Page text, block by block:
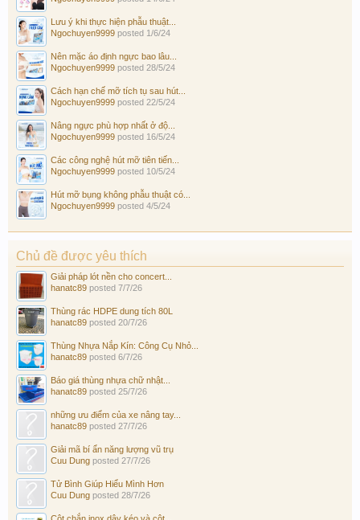
Lưu ý khi thực hiện phẫu thuật...
Ngochuyen9999 posted 1/6/24
Nên mặc áo định ngực bao lâu...
Ngochuyen9999 posted 28/5/24
Cách hạn chế mỡ tích tụ sau hút...
Ngochuyen9999 posted 22/5/24
Nâng ngực phù hợp nhất ở độ...
Ngochuyen9999 posted 16/5/24
Các công nghệ hút mỡ tiên tiến...
Ngochuyen9999 posted 10/5/24
Hút mỡ bụng không phẫu thuật có...
Ngochuyen9999 posted 4/5/24
Chủ đề được yêu thích
Giải pháp lót nền cho concert...
hanatc89 posted 7/7/26
Thùng rác HDPE dung tích 80L
hanatc89 posted 20/7/26
Thùng Nhựa Nắp Kín: Công Cụ Nhỏ...
hanatc89 posted 6/7/26
Báo giá thùng nhựa chữ nhật...
hanatc89 posted 25/7/26
những ưu điểm của xe nâng tay...
hanatc89 posted 27/7/26
Giải mã bí ẩn năng lượng vũ trụ
Cuu Dung posted 27/7/26
Tử Bình Giúp Hiểu Mình Hơn
Cuu Dung posted 28/7/26
Cột chắn inox dây kéo và cột...